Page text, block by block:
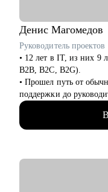
Денис Магомедов
• 12 лет в IT, из них 9
B2B, B2C, B2G).
• Прошел путь от
поддержки до
• Выстроил с нуля
collection с командами
• Провожу аудит и